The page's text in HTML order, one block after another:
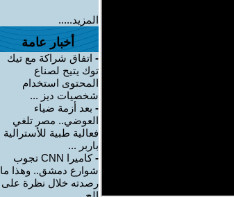
المزيد.....
أخبار عامة
- اتفاق شراكة مع تيك
توك يتيح لصناع
المحتوى استخدام
شخصيات ديز ...
- بعد أزمة ضياء
العوضي.. مصر تلغي
فعالية طبية للأسترالية
باربر ...
-
كاميرا CNN تجوب
شوارع دمشق.. وهذا ما
رصدته خلال نظرة على